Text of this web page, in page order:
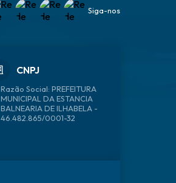
CNPJ
46.482.865/0001-32
Siga-nos